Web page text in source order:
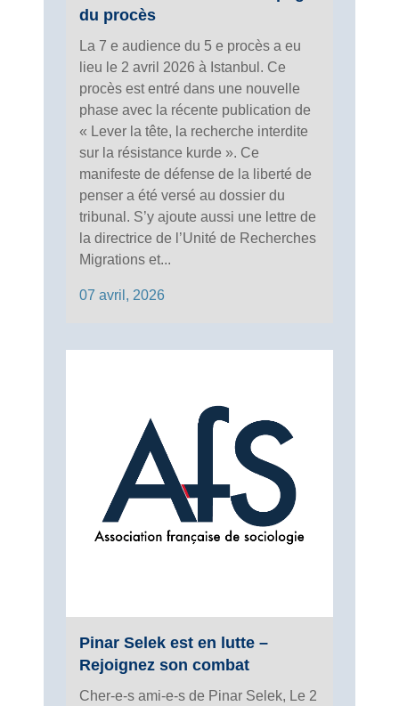
du procès
La 7 e audience du 5 e procès a eu
lieu le 2 avril 2026 à Istanbul. Ce
procès est entré dans une nouvelle
phase avec la récente publication de
« Lever la tête, la recherche interdite
sur la résistance kurde ». Ce
manifeste de défense de la liberté de
penser a été versé au dossier du
tribunal. S’y ajoute aussi une lettre de
la directrice de l’Unité de Recherches
Migrations et...
07 avril, 2026
Pinar Selek est en lutte –
Rejoignez son combat
Cher-e-s ami-e-s de Pinar Selek, Le 2